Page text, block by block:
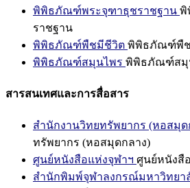
พิพิธภัณฑ์พระจุฑาธุชราชฐาน พิ
ราชฐาน
พิพิธภัณฑ์พืชมีชีวิต พิพิธภัณฑ์พื
พิพิธภัณฑ์สมุนไพร พิพิธภัณฑ์สมุ
สารสนเทศและการสื่อสาร
สำนักงานวิทยทรัพยากร (หอสมุด
ทรัพยากร (หอสมุดกลาง)
ศูนย์หนังสือแห่งจุฬาฯ ศูนย์หนังสื
สำนักพิมพ์จุฬาลงกรณ์มหาวิทยา